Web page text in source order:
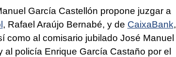
García Castellón propone juzgar a
, Rafael Araújo Bernabé, y de CaixaBank,
como al comisario jubilado José Manuel
policía Enrique García Castaño por el